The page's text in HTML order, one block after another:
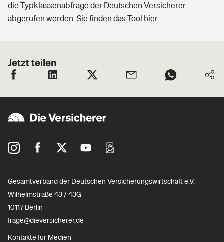
die Typklassenabfrage der Deutschen Versicherer
abgerufen werden. Sie finden das Tool hier.
Jetzt teilen
Gesamtverband der Deutschen Versicherungswirtschaft e.V.
Wilhelmstraße 43 / 43G
10117 Berlin
frage@dieversicherer.de
Kontakte für Medien